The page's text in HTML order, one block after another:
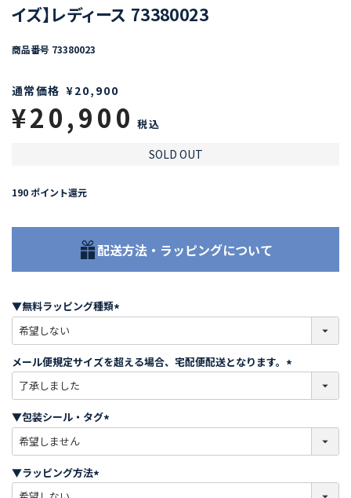
イズ】レディース 73380023
商品番号 73380023
通常価格 ¥20,900
¥20,900 税込
SOLD OUT
190 ポイント還元
配送方法・ラッピングについて
▼無料ラッピング種類
必
須
)
メール便規定サイズを超える場合、宅配便配送となります。
必
)
▼包装シール・タグ
必
)
▼ラッピング方法